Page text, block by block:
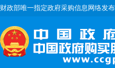
财政部唯一指定政府采购信息网络发